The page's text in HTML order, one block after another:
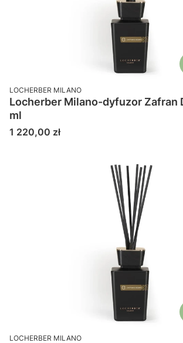
PRODUCENT
LOCHERBER MILANO
Locherber Milano-dyfuzor Zafran
ml
Cena
1 220,00 zł
PRODUCENT
LOCHERBER MILANO